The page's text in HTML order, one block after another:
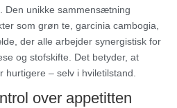
Den unikke sammensætning
som grøn te, garcinia cambogia,
der alle arbejder synergistisk for
og stofskifte. Det betyder, at
– selv i hviletilstand.
over appetitten